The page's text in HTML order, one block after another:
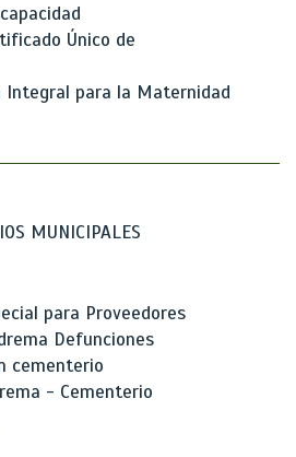
Único de
Integral para la Maternidad
MUNICIPALES
para Proveedores
Defunciones
cementerio
- Cementerio